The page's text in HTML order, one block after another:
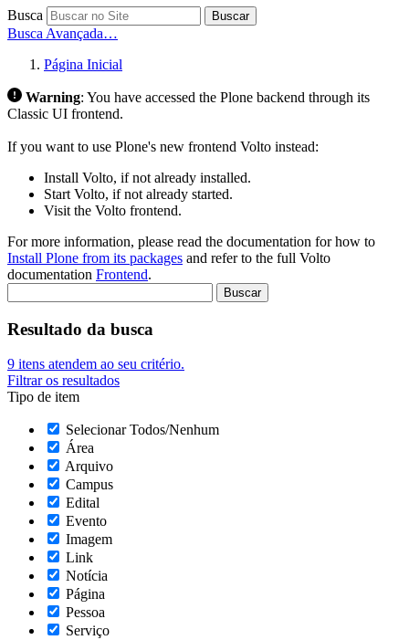
Busca Buscar
Busca Avançada…
Página Inicial
Warning: You have accessed the Plone backend through its
Classic UI frontend.
If you want to use Plone's new frontend Volto instead:
Install Volto, if not already installed.
Start Volto, if not already started.
Visit the Volto frontend.
For more information, please read the documentation for how to
Install Plone from its packages and refer to the full Volto
documentation Frontend.
Resultado da busca
9 itens atendem ao seu critério.
Filtrar os resultados
Tipo de item
Selecionar Todos/Nenhum
Área
Arquivo
Campus
Edital
Evento
Imagem
Link
Notícia
Página
Pessoa
Serviço